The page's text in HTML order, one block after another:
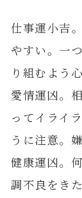
仕事運小吉
やすい。一
り組むよう
愛情運凶。
ってイライ
うに注意。
健康運凶。
調不良をき